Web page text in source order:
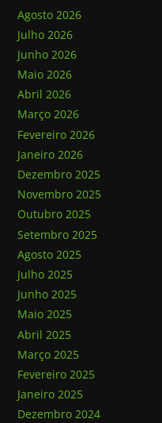
Agosto 2026
Julho 2026
Junho 2026
Maio 2026
Abril 2026
Março 2026
Fevereiro 2026
Janeiro 2026
Dezembro 2025
Novembro 2025
Outubro 2025
Setembro 2025
Agosto 2025
Julho 2025
Junho 2025
Maio 2025
Abril 2025
Março 2025
Fevereiro 2025
Janeiro 2025
Dezembro 2024